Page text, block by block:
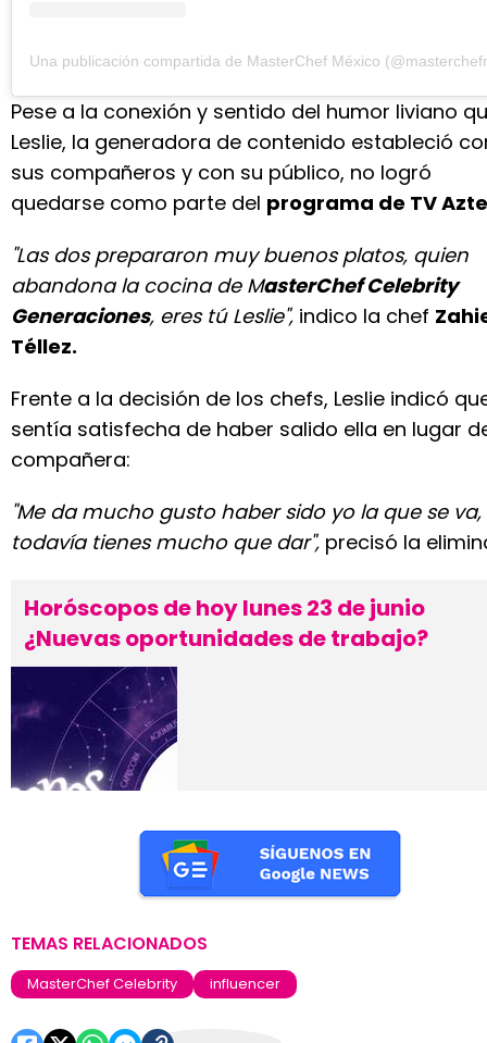
Una publicación compartida de MasterChef México
Pese a la conexión y sentido del humor liviano
Leslie, la generadora de contenido estableció
sus compañeros y con su público, no logró
quedarse como parte del programa de TV
"Las dos prepararon muy buenos platos, quien
abandona la cocina de MasterChef Celebrity
Generaciones, eres tú Leslie", indico la chef
Téllez.
Frente a la decisión de los chefs, Leslie indicó
sentía satisfecha de haber salido ella en lugar
compañera:
"Me da mucho gusto haber sido yo la que se
todavía tienes mucho que dar", precisó la
Horóscopos de hoy lunes 23 de junio
¿Nuevas oportunidades de trabajo?
TEMAS RELACIONADOS
MasterChef Celebrity influencer